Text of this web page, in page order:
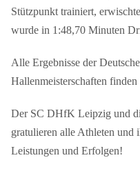
Stützpunkt trainiert,
wurde in 1:48,70 Minuten
Alle Ergebnisse der
Hallenmeisterschaften finden
Der SC DHfK Leipzig und
gratulieren alle Athleten und
Leistungen und Erfolgen!